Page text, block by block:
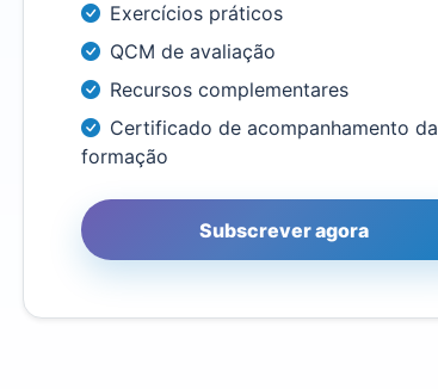
Exercícios práticos
QCM de avaliação
Recursos complementares
Certificado de acompanhamento da
formação
Subscrever agora